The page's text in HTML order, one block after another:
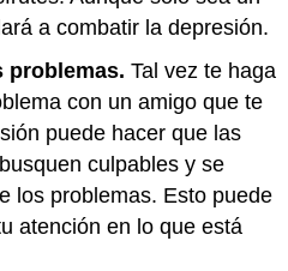
a combatir la depresión.
problemas. Tal vez te haga
con un amigo que te
puede hacer que las
culpables y se
los problemas. Esto puede
atención en lo que está